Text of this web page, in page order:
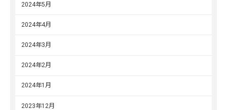
2024年5月
2024年4月
2024年3月
2024年2月
2024年1月
2023年12月